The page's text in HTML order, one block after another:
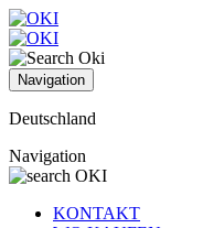
Navigation
Deutschland
Navigation
KONTAKT